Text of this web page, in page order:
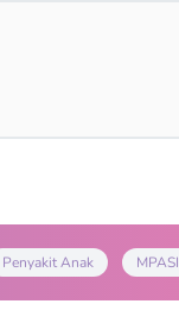
Penyakit Anak MPASI